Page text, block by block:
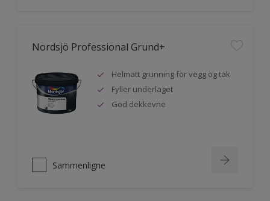
Nordsjö Professional Grund+
Helmatt grunning for vegg og tak
Fyller underlaget
God dekkevne
Sammenligne